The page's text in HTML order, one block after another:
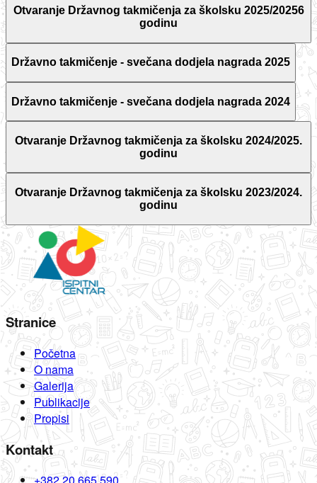
Otvaranje Državnog takmičenja za školsku 2025/20256
godinu
Državno takmičenje - svečana dodjela nagrada 2025
Državno takmičenje - svečana dodjela nagrada 2024
Otvaranje Državnog takmičenja za školsku 2024/2025.
godinu
Otvaranje Državnog takmičenja za školsku 2023/2024.
godinu
Stranice
Početna
O nama
Galerija
Publikacije
Propisi
Kontakt